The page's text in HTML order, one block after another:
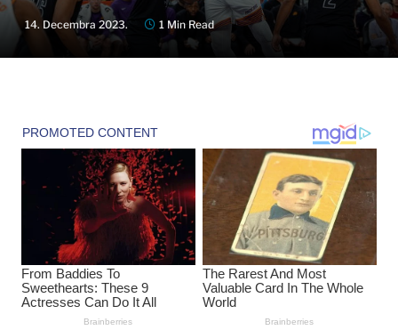
14. Decembra 2023. 1 Min Read